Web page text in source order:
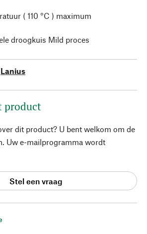
( 110 °C ) maximum
droogkuis Mild proces
Lanius
product
dit product? U bent welkom om de
Uw e-mailprogramma wordt
Stel een vraag